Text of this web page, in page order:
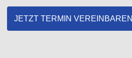
JETZT TERMIN VEREINBAREN